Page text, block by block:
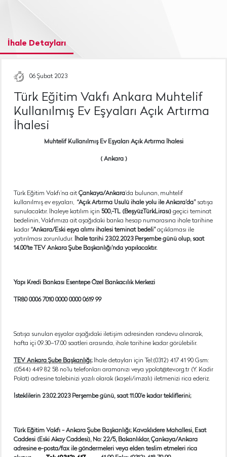
İhale Detayları
06 Şubat 2023
Türk Eğitim Vakfı Ankara Muhtelif
Kullanılmış Ev Eşyaları Açık Artırma
İhalesi
Muhtelif Kullanılmış Ev Eşyaları Açık Artırma İhalesi
( Ankara )
Türk Eğitim Vakfı’na ait Çankaya/Ankara’da bulunan, muhtelif
kullanılmış ev eşyaları, “Açık Artırma Usulü ihale yolu ile Ankara’da” satışa
sunulacaktır. İhaleye katılım için 500,-TL (BeşyüzTürkLirası) geçici teminat
bedelinin, Vakfımıza ait aşağıdaki banka hesap numarasına ihale tarihine
kadar “Ankara/Eski eşya alımı ihalesi teminat bedeli” açıklaması ile
yatırılması zorunludur.
İhale tarihi 23.02.2023 Perşembe günü olup, saat
14.00’te TEV Ankara Şube Başkanlığı’nda yapılacaktır.
Yapı Kredi Bankası Esentepe Özel Bankacılık Merkezi
TR80 0006 7010 0000 0000 0619 99
Satışa sunulan eşyalar aşağıdaki iletişim adresinden randevu alınarak,
hafta içi 09.30–17.00 saatleri arasında, ihale tarihine kadar görülebilir.
TEV Ankara Şube Başkanlığı; İhale detayları için Tel:(0312) 417 41 90 Gsm:
(0544) 449 82 58 no’lu telefonları aramanızı veya ypolat@tev.org.tr (Y. Kadir
Polat) adresine talebinizi yazılı olarak (kaşeli/imzalı) iletmenizi rica ederiz.
İsteklilerin 23.02.2023 Perşembe günü, saat 11.00’e kadar tekliflerini;
Türk Eğitim Vakfı - Ankara Şube Başkanlığı; Kavaklıdere Mahallesi, Esat
Caddesi (Eski Akay Caddesi), No: 22/5, Bakanlıklar, Çankaya/Ankara
adresine e-posta/fax ile göndermeleri veya elden teslim etmeleri rica